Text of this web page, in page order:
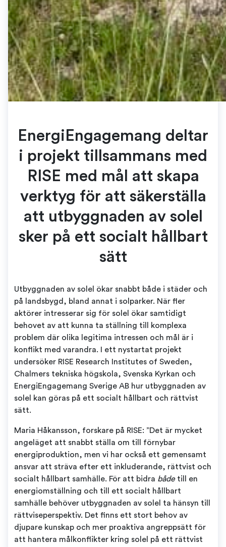
EnergiEngagemang deltar
i projekt tillsammans med
RISE med mål att skapa
verktyg för att säkerställa
att utbyggnaden av solel
sker på ett socialt hållbart
sätt
Utbyggnaden av solel ökar snabbt både i städer och
på landsbygd, bland annat i solparker. När fler
aktörer intresserar sig för solel ökar samtidigt
behovet av att kunna ta ställning till komplexa
problem där olika legitima intressen och mål är i
konflikt med varandra. I ett nystartat projekt
undersöker RISE Research Institutes of Sweden,
Chalmers tekniska högskola, Svenska Kyrkan och
EnergiEngagemang Sverige AB hur utbyggnaden av
solel kan göras på ett socialt hållbart och rättvist
sätt.
Maria Håkansson, forskare på RISE: ”Det är mycket
angeläget att snabbt ställa om till förnybar
energiproduktion, men vi har också ett gemensamt
ansvar att sträva efter ett inkluderande, rättvist och
socialt hållbart samhälle. För att bidra bådetill en
energiomställning och till ett socialt hållbart
samhälle behöver utbyggnaden av solel ta hänsyn till
rättviseperspektiv. Det finns ett stort behov av
djupare kunskap och mer proaktiva angreppsätt för
att hantera målkonflikter kring solel på ett rättvist